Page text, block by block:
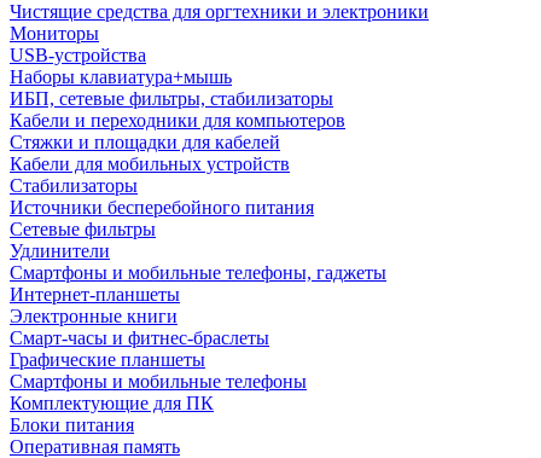
Чистящие средства для оргтехники и электроники
Мониторы
USB-устройства
Наборы клавиатура+мышь
ИБП, сетевые фильтры, стабилизаторы
Кабели и переходники для компьютеров
Стяжки и площадки для кабелей
Кабели для мобильных устройств
Стабилизаторы
Источники бесперебойного питания
Сетевые фильтры
Удлинители
Смартфоны и мобильные телефоны, гаджеты
Интернет-планшеты
Электронные книги
Смарт-часы и фитнес-браслеты
Графические планшеты
Смартфоны и мобильные телефоны
Комплектующие для ПК
Блоки питания
Оперативная память